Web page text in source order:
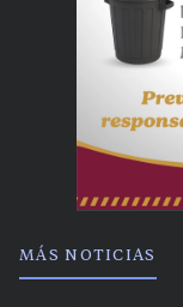
MÁS NOTICIAS